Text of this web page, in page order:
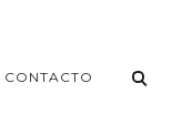
CONTACTO